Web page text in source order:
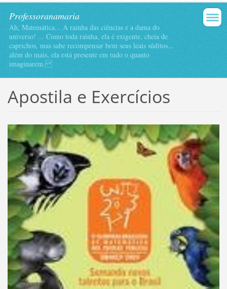
Professoranamaria
Ah, Matemática... A rainha das ciências e a dama do
universo! ... Como toda rainha, ela é exigente, cheia de
caprichos, mas sabe recompensar bem seus leais súditos...
além do mais, ela está presente em tudo o quanto
imaginarem.
Apostila e Exercícios